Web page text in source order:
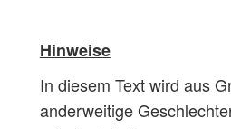
Hinweise
In diesem Text wird aus
anderweitige